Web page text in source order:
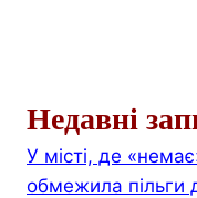
Недавні
У місті, де
обмежила пільги